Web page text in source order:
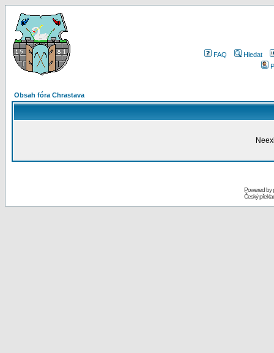
FAQ
Hledat
Obsah fóra Chrastava
Powered by
Český